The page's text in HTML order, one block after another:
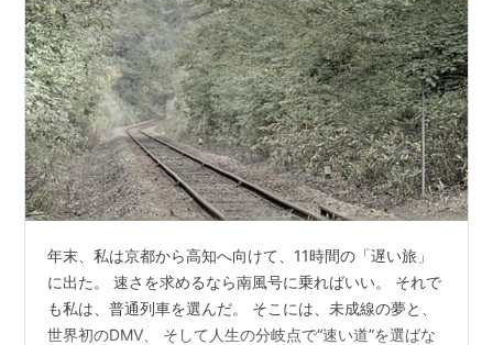
年末、私は京都から高知へ向けて、11時間の「遅い旅」
に出た。 速さを求めるなら南風号に乗ればいい。 それで
も私は、普通列車を選んだ。 そこには、未成線の夢と、
世界初のDMV、 そして人生の分岐点で“速い道”を選ばな